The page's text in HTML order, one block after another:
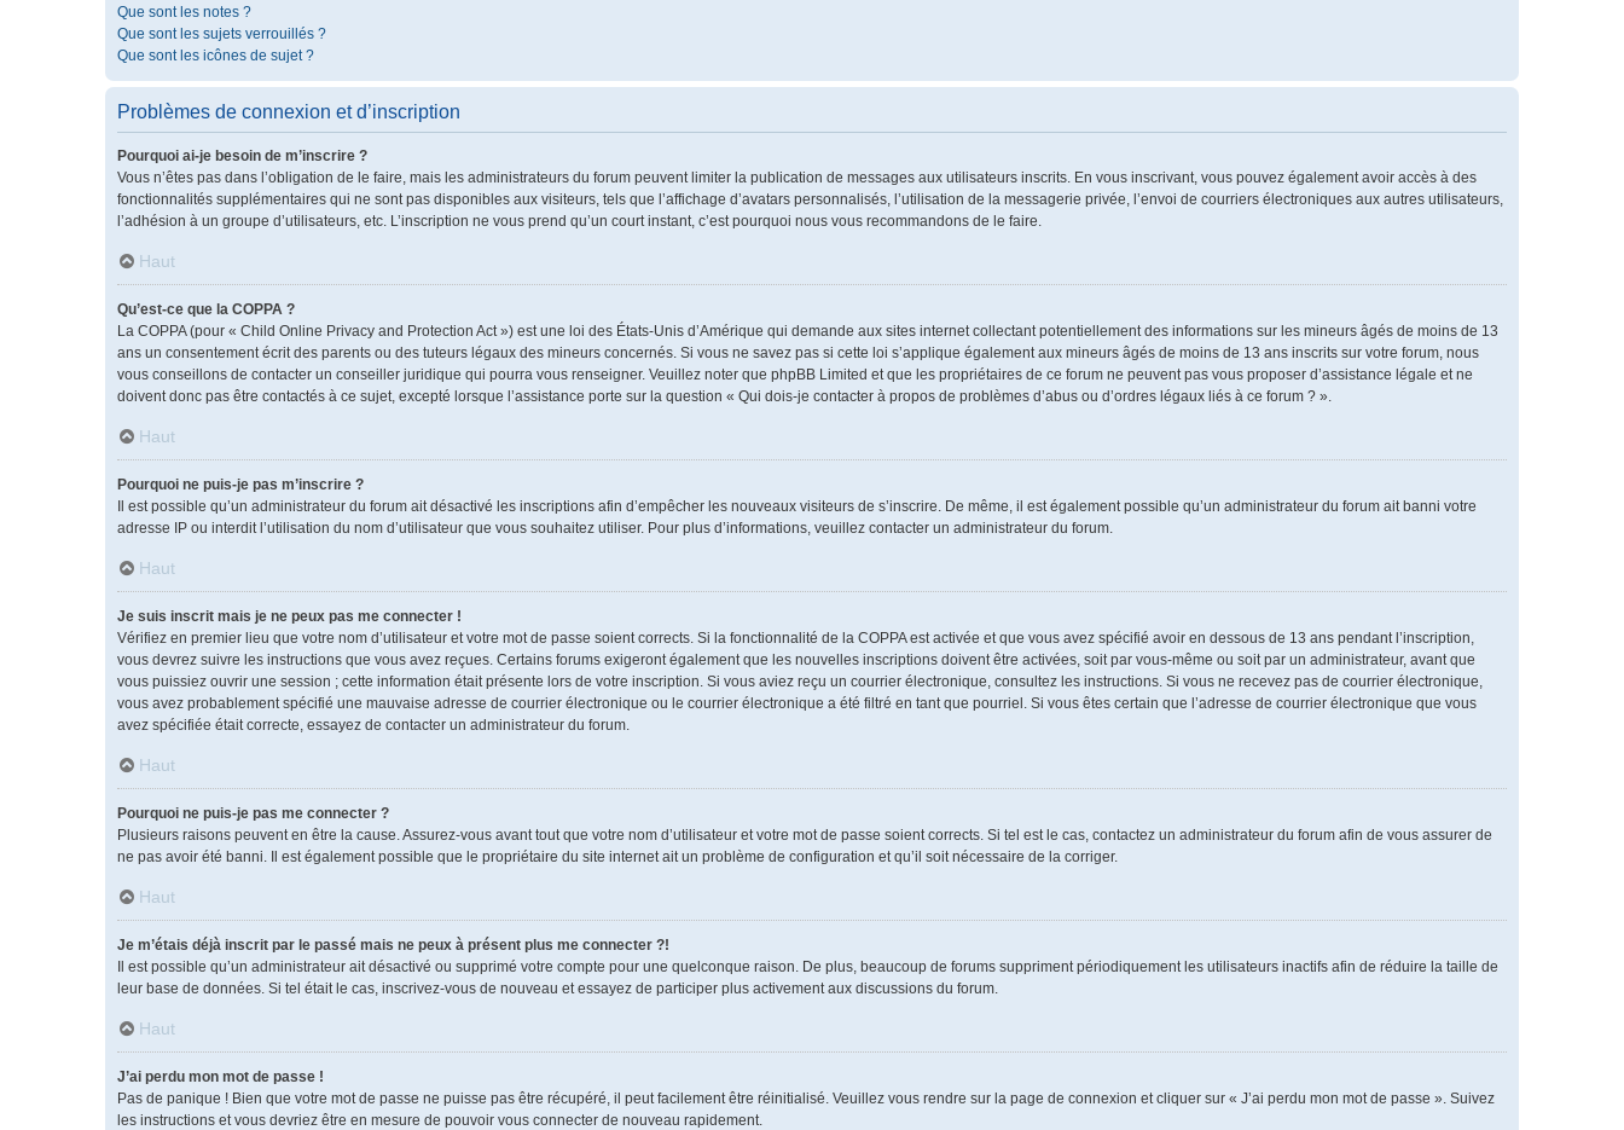
Que sont les notes ?
Que sont les sujets verrouillés ?
Que sont les icônes de sujet ?
Problèmes de connexion et d’inscription
Pourquoi ai-je besoin de m’inscrire ?
Vous n’êtes pas dans l’obligation de le faire, mais les administrateurs du forum peuvent limiter la publication de messages aux utilisateurs inscrits. En vous inscrivant, vous pouvez également avoir accès à des
fonctionnalités supplémentaires qui ne sont pas disponibles aux visiteurs, tels que l’affichage d’avatars personnalisés, l’utilisation de la messagerie privée, l’envoi de courriers électroniques aux autres utilisateurs,
l’adhésion à un groupe d’utilisateurs, etc. L’inscription ne vous prend qu’un court instant, c’est pourquoi nous vous recommandons de le faire.
Haut
Qu’est-ce que la COPPA ?
La COPPA (pour « Child Online Privacy and Protection Act ») est une loi des États-Unis d’Amérique qui demande aux sites internet collectant potentiellement des informations sur les mineurs âgés de moins de 13
ans un consentement écrit des parents ou des tuteurs légaux des mineurs concernés. Si vous ne savez pas si cette loi s’applique également aux mineurs âgés de moins de 13 ans inscrits sur votre forum, nous
vous conseillons de contacter un conseiller juridique qui pourra vous renseigner. Veuillez noter que phpBB Limited et que les propriétaires de ce forum ne peuvent pas vous proposer d’assistance légale et ne
doivent donc pas être contactés à ce sujet, excepté lorsque l’assistance porte sur la question « Qui dois-je contacter à propos de problèmes d’abus ou d’ordres légaux liés à ce forum ? ».
Haut
Pourquoi ne puis-je pas m’inscrire ?
Il est possible qu’un administrateur du forum ait désactivé les inscriptions afin d’empêcher les nouveaux visiteurs de s’inscrire. De même, il est également possible qu’un administrateur du forum ait banni votre
adresse IP ou interdit l’utilisation du nom d’utilisateur que vous souhaitez utiliser. Pour plus d’informations, veuillez contacter un administrateur du forum.
Haut
Je suis inscrit mais je ne peux pas me connecter !
Vérifiez en premier lieu que votre nom d’utilisateur et votre mot de passe soient corrects. Si la fonctionnalité de la COPPA est activée et que vous avez spécifié avoir en dessous de 13 ans pendant l’inscription,
vous devrez suivre les instructions que vous avez reçues. Certains forums exigeront également que les nouvelles inscriptions doivent être activées, soit par vous-même ou soit par un administrateur, avant que
vous puissiez ouvrir une session ; cette information était présente lors de votre inscription. Si vous aviez reçu un courrier électronique, consultez les instructions. Si vous ne recevez pas de courrier électronique,
vous avez probablement spécifié une mauvaise adresse de courrier électronique ou le courrier électronique a été filtré en tant que pourriel. Si vous êtes certain que l’adresse de courrier électronique que vous
avez spécifiée était correcte, essayez de contacter un administrateur du forum.
Haut
Pourquoi ne puis-je pas me connecter ?
Plusieurs raisons peuvent en être la cause. Assurez-vous avant tout que votre nom d’utilisateur et votre mot de passe soient corrects. Si tel est le cas, contactez un administrateur du forum afin de vous assurer de
ne pas avoir été banni. Il est également possible que le propriétaire du site internet ait un problème de configuration et qu’il soit nécessaire de la corriger.
Haut
Je m’étais déjà inscrit par le passé mais ne peux à présent plus me connecter ?!
Il est possible qu’un administrateur ait désactivé ou supprimé votre compte pour une quelconque raison. De plus, beaucoup de forums suppriment périodiquement les utilisateurs inactifs afin de réduire la taille de
leur base de données. Si tel était le cas, inscrivez-vous de nouveau et essayez de participer plus activement aux discussions du forum.
Haut
J’ai perdu mon mot de passe !
Pas de panique ! Bien que votre mot de passe ne puisse pas être récupéré, il peut facilement être réinitialisé. Veuillez vous rendre sur la page de connexion et cliquer sur « J’ai perdu mon mot de passe ». Suivez
les instructions et vous devriez être en mesure de pouvoir vous connecter de nouveau rapidement.